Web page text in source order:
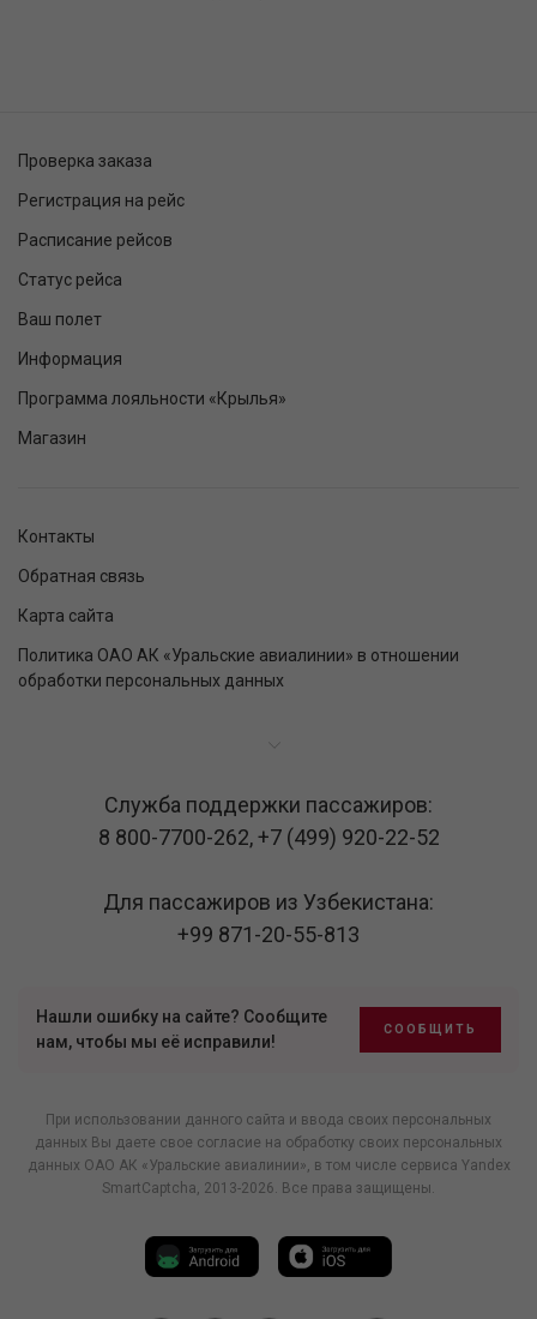
Проверка заказа
Регистрация на рейс
Расписание рейсов
Статус рейса
Ваш полет
Информация
Программа лояльности «Крылья»
Магазин
Контакты
Обратная связь
Карта сайта
Политика ОАО АК «Уральские авиалинии» в отношении
обработки персональных данных
Служба поддержки пассажиров:
8 800-7700-262,+7 (499) 920-22-52
Для пассажиров из Узбекистана:
+99 871-20-55-813
Нашли ошибку на сайте? Сообщите
нам, чтобы мы её исправили!
СООБЩИТЬ
При использовании данного сайта и ввода своих персональных
данных Вы даете свое согласие на обработку своих персональных
данных ОАО АК «Уральские авиалинии», в том числе сервиса Yandex
SmartCaptcha, 2013-2026. Все права защищены.